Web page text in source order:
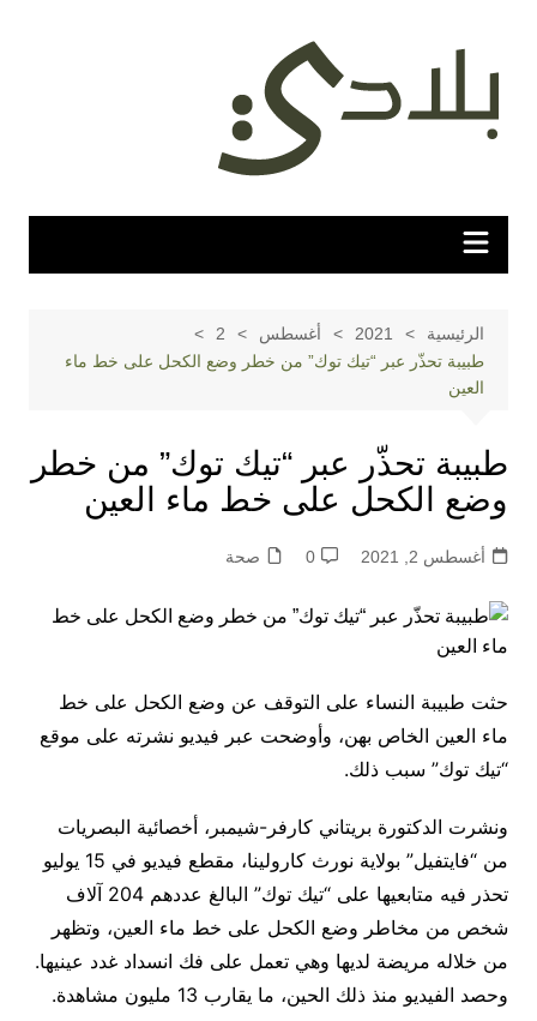
المحتوى
الرئيسية 2021 أغسطس
2
طبيبة تحذّر عبر “تيك توك” من خطر وضع الكحل على خط ماء
العين
طبيبة تحذّر عبر “تيك توك” من خطر
وضع الكحل على خط ماء العين
أغسطس 2, 2021 0 صحة
حثت طبيبة النساء على التوقف عن وضع الكحل على خط
ماء العين الخاص بهن، وأوضحت عبر فيديو نشرته على موقع
“تيك توك” سبب ذلك.
ونشرت الدكتورة بريتاني كارفر-شيمبر، أخصائية البصريات
من “فايتفيل” بولاية نورث كارولينا، مقطع فيديو في 15 يوليو
تحذر فيه متابعيها على “تيك توك” البالغ عددهم 204 آلاف
شخص من مخاطر وضع الكحل على خط ماء العين، وتظهر
من خلاله مريضة لديها وهي تعمل على فك انسداد غدد عينيها.
وحصد الفيديو منذ ذلك الحين، ما يقارب 13 مليون مشاهدة.